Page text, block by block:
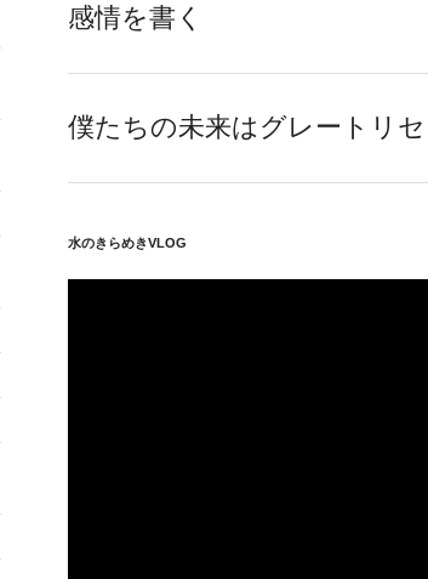
感情を書く
僕たちの未来はグレートリ
水のきらめきVLOG